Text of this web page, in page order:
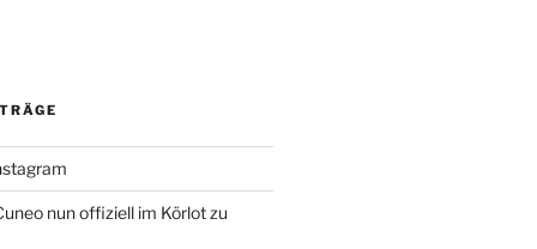
nun offiziell im Körlot zu